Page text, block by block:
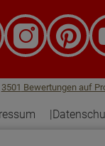
3501 Bewertungen auf